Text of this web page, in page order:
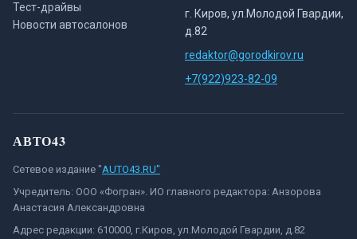
Тест-драйвы
Новости автосалонов
г. Киров, ул.Молодой Гвардии,
д.82
redaktor@gorodkirov.ru
+7(922)923-82-09
АВТО43
Сетевое издание "AUTO43.RU"
Учредитель: ООО «Фогран». ИО главного редактора: Анзорова
Анастасия Александровна
Адрес редакции: 610000, г.Киров, ул.Молодой Гвардии, д.82